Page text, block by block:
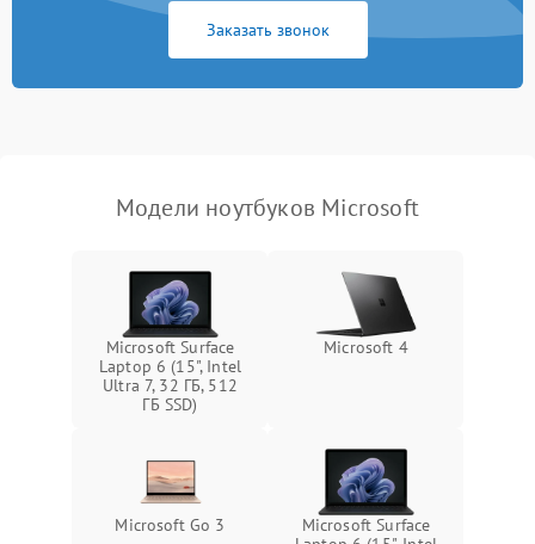
неисправности кулера
пропадание диска
оперативной памяти:
вылеты приложений,
синие экраны
Подробнее →
Проблемы Wi‑Fi или
Bluetooth модулей
Заказать звонок
Модели ноутбуков Microsoft
Microsoft Surface
Laptop 6 (15", Intel
Ultra 7, 32 ГБ, 512
ГБ SSD)
Microsoft 4
Microsoft Go 3
Microsoft Surface